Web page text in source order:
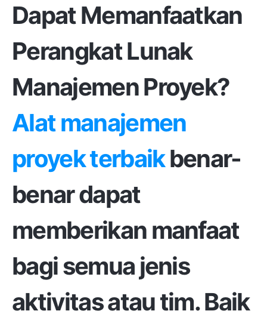
Dapat Memanfaatkan
Perangkat Lunak
Manajemen Proyek?
Alat manajemen
proyek terbaikbenar-
benar dapat
memberikan manfaat
bagi semua jenis
aktivitas atau tim. Baik